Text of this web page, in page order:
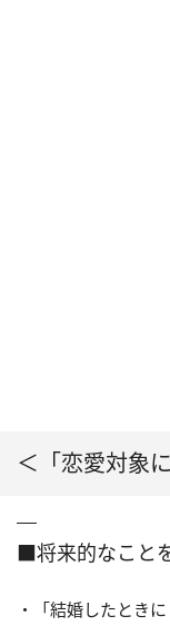
＜「恋愛対象
■将来的なこと
・「結婚したとき